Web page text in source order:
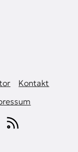
Kontakt